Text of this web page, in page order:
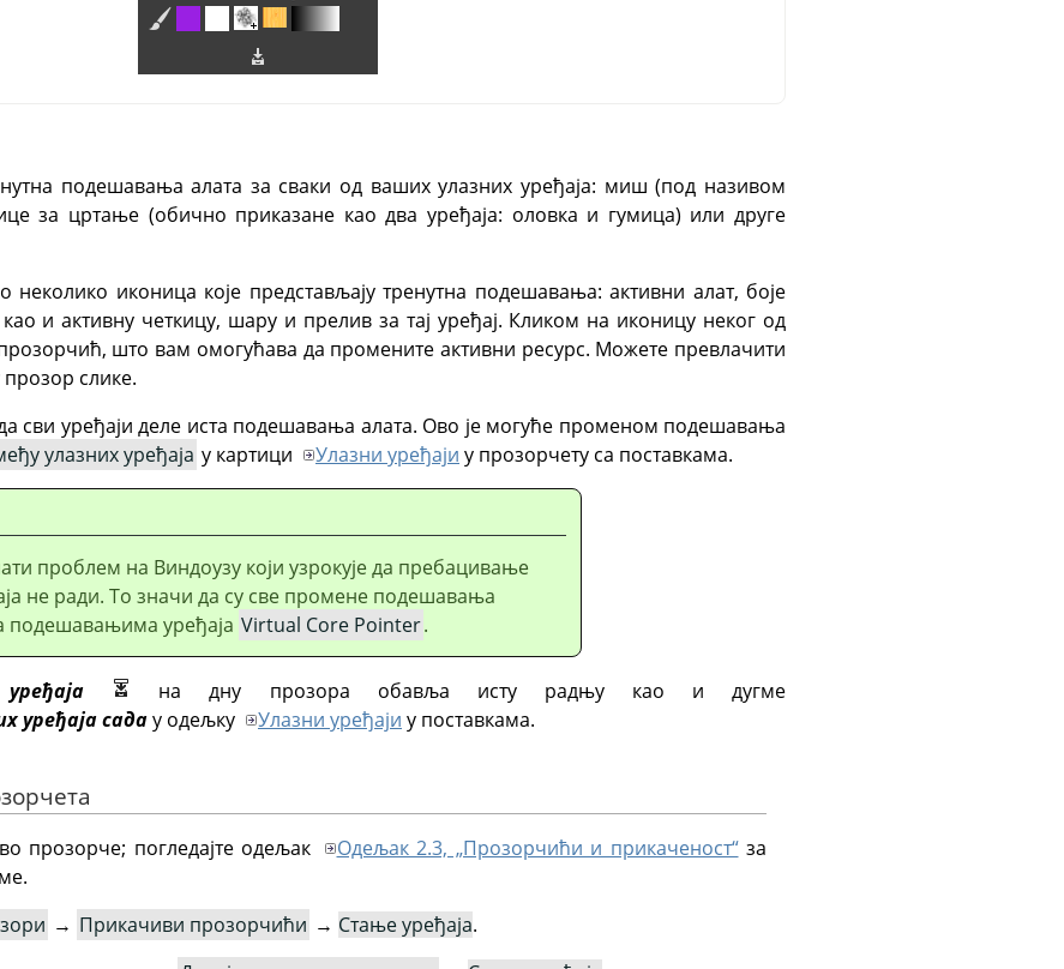
подешавања алата за сваки од ваших улазних уређаја: миш (под називом
за цртање (обично приказане као два уређаја: оловка и гумица) или друге
неколико иконица које представљају тренутна подешавања: активни алат, боје
и активну четкицу, шару и прелив за тај уређај. Кликом на иконицу неког од
што вам омогућава да промените активни ресурс. Можете превлачити
слике.
сви уређаји деле иста подешавања алата. Ово је могуће променом подешавања
улазних уређаја у картици Улазни уређаји у прозорчету са поставкама.
проблем на Виндоузу који узрокује да пребацивање
не ради. То значи да су све промене подешавања
подешавањима уређаја Virtual Core Pointer.
на дну прозора обавља исту радњу као и дугме
уређаја садау одељку Улазни уређаји у поставкама.
прозорче; погледајте одељак Одељак 2.3, „Прозорчићи и прикаченост“за
→ Прикачиви прозорчићи → Стање уређаја.